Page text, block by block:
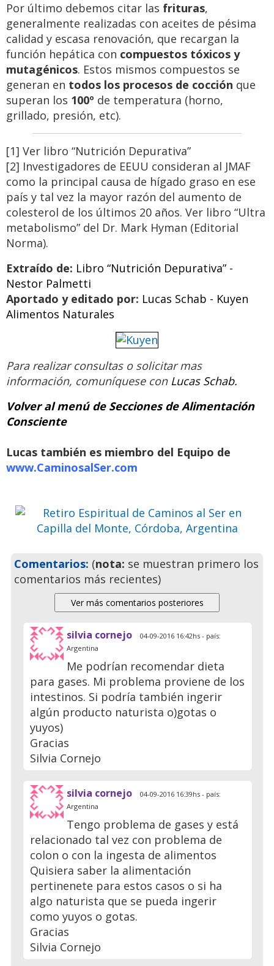
Por último debemos citar las frituras,
generalmente realizadas con aceites de pésima
calidad y escasa renovación, que recargan la
función hepática con compuestos tóxicos y
mutagénicos. Estos mismos compuestos se
generan en todos los procesos de cocción que
superan los 100º de temperatura (horno,
grillado, presión, etc).
[1] Ver libro “Nutrición Depurativa”
[2] Investigadores de EEUU consideran al JMAF
como la principal causa de hígado graso en ese
país y tal vez la mayor razón del aumento de
colesterol de los últimos 20 años. Ver libro “Ultra
metabolismo” del Dr. Mark Hyman (Editorial
Norma).
Extraído de: Libro “Nutrición Depurativa” -
Nestor Palmetti
Aportado y editado por: Lucas Schab - Kuyen
Alimentos Naturales
Para realizar consultas o solicitar mas
información, comuníquese con Lucas Schab.
Volver al menú de Secciones de Alimentación
Consciente
Lucas también es miembro del Equipo de
www.CaminosalSer.com
Retiro Espiritual de Caminos al
Córdoba, Argentina
Previo
Comentarios: (nota: se muestran primero los
comentarios más recientes)
silvia cornejo 04-09-2016 16:42hs - país:
Argentina
Me podrían recomendar dieta
para gases. Mi problema proviene de los
intestinos. Si podría también ingerir
algún producto naturista o)gotas o
yuyos)
Gracias
Silvia Cornejo
silvia cornejo 04-09-2016 16:39hs - país:
Argentina
Tengo problema de gases y está
relacionado tal vez con problema de
colon o con la ingesta de alimentos
Quisiera saber la alimentación
pertinenete para estos casos o si ha
algo naturista que se pueda ingerir
como yuyos o gotas.
Gracias
Silvia Cornejo